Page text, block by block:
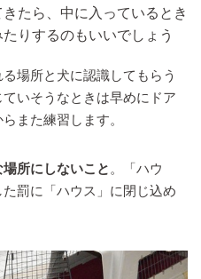
たら、中に入っているとき
りするのもいいでしょう
場所と犬に認識してもらう
いそうなときは早めにドア
また練習します。
場所にしないこと。「ハウ
罰に「ハウス」に閉じ込め